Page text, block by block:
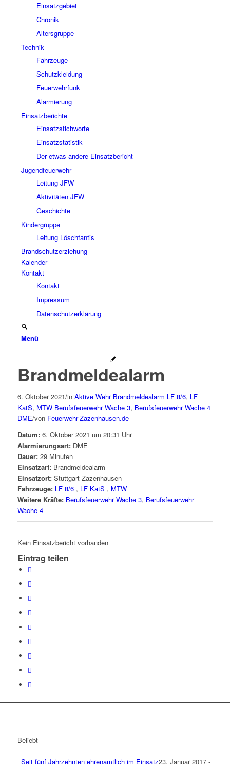
Einsatzgebiet
Chronik
Altersgruppe
Technik
Fahrzeuge
Schutzkleidung
Feuerwehrfunk
Alarmierung
Einsatzberichte
Einsatzstichworte
Einsatzstatistik
Der etwas andere Einsatzbericht
Jugendfeuerwehr
Leitung JFW
Aktivitäten JFW
Geschichte
Kindergruppe
Leitung Löschfantis
Brandschutzerziehung
Kalender
Kontakt
Kontakt
Impressum
Datenschutzerklärung
Menü
Brandmeldealarm
6. Oktober 2021/in Aktive Wehr Brandmeldealarm LF 8/6, LF
KatS, MTW Berufsfeuerwehr Wache 3, Berufsfeuerwehr Wache 4
DME/von Feuerwehr-Zazenhausen.de
Datum:6. Oktober 2021 um 20:31 Uhr
Alarmierungsart:DME
Dauer:29 Minuten
Einsatzart:Brandmeldealarm
Einsatzort:Stuttgart-Zazenhausen
Fahrzeuge: LF 8/6 , LF KatS , MTW
Weitere Kräfte: Berufsfeuerwehr Wache 3, Berufsfeuerwehr
Wache 4
Kein Einsatzbericht vorhanden
Eintrag teilen
Beliebt
Seit fünf Jahrzehnten ehrenamtlich im Einsatz23. Januar 2017 -